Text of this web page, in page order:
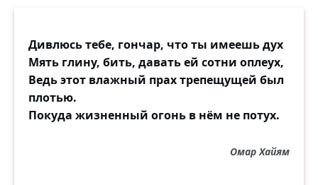
Дивлюсь тебе, гончар, что ты имеешь дух
Мять глину, бить, давать ей сотни оплеух,
Ведь этот влажный прах трепещущей был
плотью.
Покуда жизненный огонь в нём не потух.
Омар Хайям